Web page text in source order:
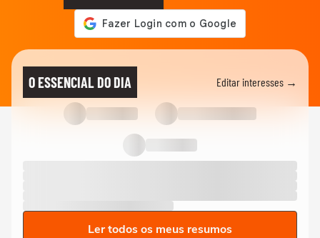
O ESSENCIAL DO DIA Editar interesses →
Ler todos os meus resumos